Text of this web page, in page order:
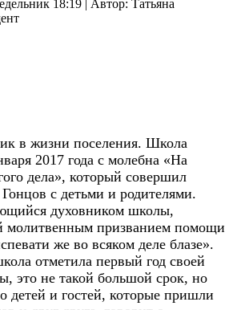
18:19 | Автор: Татьяна
в жизни поселения. Школа
2017 года с молебна «На
дела», который совершил
с детьми и родителями.
духовником школы,
молитвенным призванием помощи
же во всяком деле блазе».
отметила первый год своей
это не такой большой срок, но
детей и гостей, которые пришли